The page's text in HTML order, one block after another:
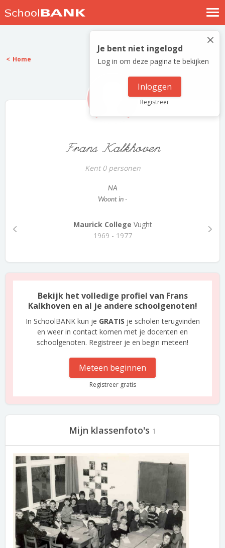
Nostalgische verhalen
Log in
Meld je gratis aan
×
Je bent niet ingelogd
Log in om deze pagina te bekijken
Inloggen
Registreer
Home
Frans Kalkhoven
Kent 0 personen
NA
Woont in -
Maurick College Vught
1969 - 1977
Bekijk het volledige profiel van Frans
Kalkhoven en al je andere schoolgenoten!
In SchoolBANK kun je GRATIS je scholen terugvinden
en weer in contact komen met je docenten en
schoolgenoten. Registreer je en begin meteen!
Meteen beginnen
Registreer gratis
Mijn klassenfoto's 1